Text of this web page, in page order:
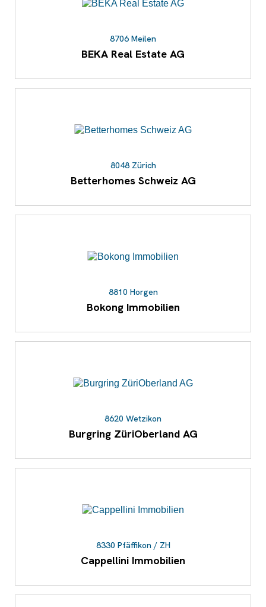
8706 Meilen
BEKA Real Estate AG
8048 Zürich
Betterhomes Schweiz AG
8810 Horgen
Bokong Immobilien
8620 Wetzikon
Burgring ZüriOberland AG
8330 Pfäffikon / ZH
Cappellini Immobilien